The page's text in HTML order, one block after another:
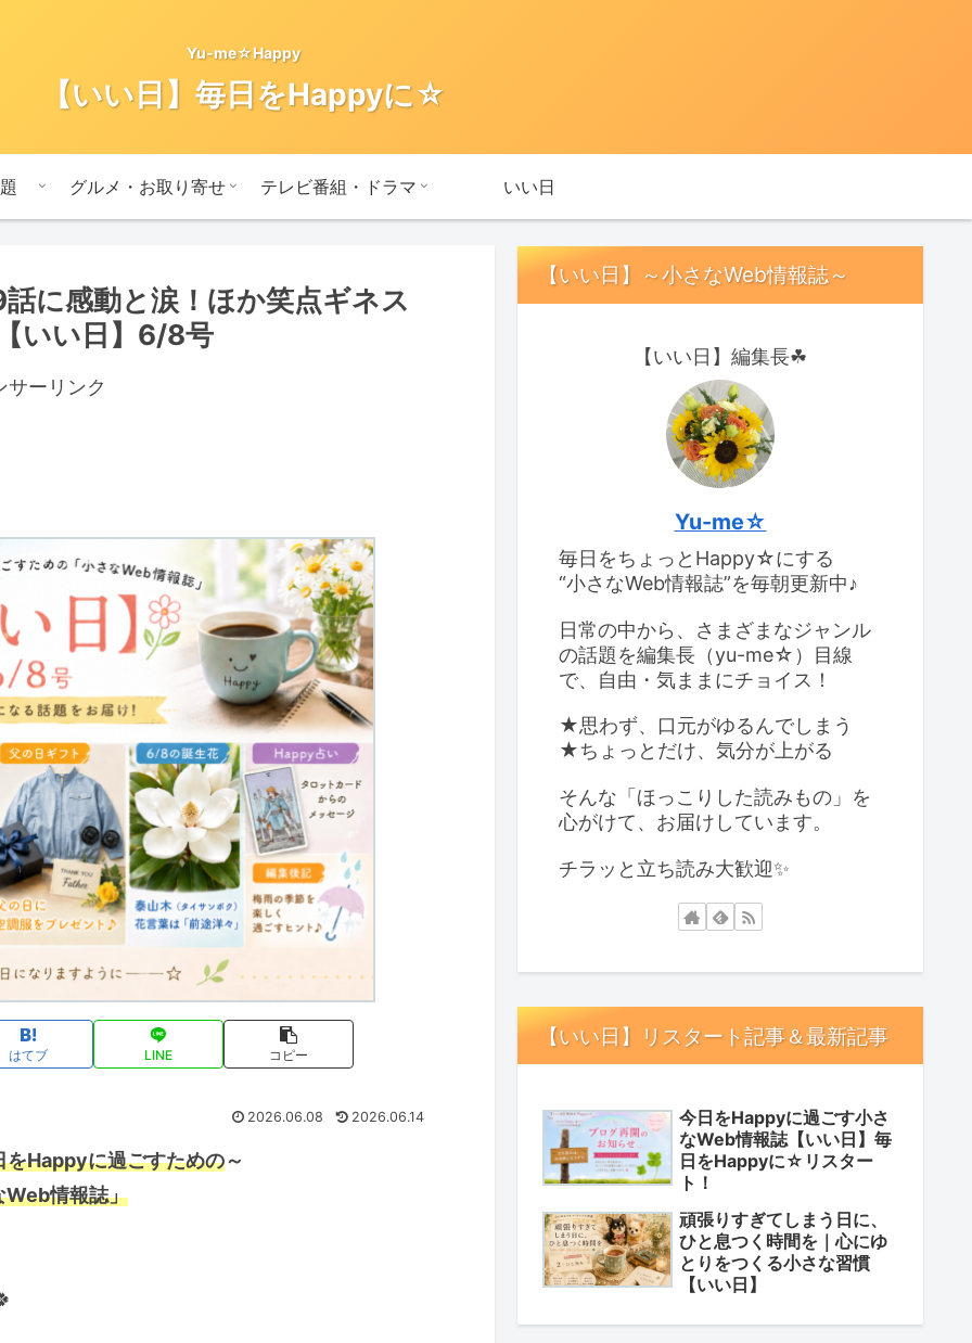
Yu-me☆Happy
【いい日】毎日をHappyに☆
グルメ・お取り寄せ テレビ番組・ドラマ いい日
に感動と涙！ほか笑点ギネス
いい日】6/8号
サーリンク
はてブ LINE コピー
2026.06.08 2026.06.14
をHappyに過ごすための～
Web情報誌」
【いい日】～小さなWeb情報誌～
【いい日】編集長☘
Yu-me☆
毎日をちょっとHappy☆にする
“小さなWeb情報誌”を毎朝更新中♪
日常の中から、さまざまなジャンル
の話題を編集長（yu-me☆）目線
で、自由・気ままにチョイス！
★思わず、口元がゆるんでしまう
★ちょっとだけ、気分が上がる
そんな「ほっこりした読みもの」を
心がけて、お届けしています。
チラッと立ち読み大歓迎✨️
【いい日】リスタート記事＆最新記事
今日をHappyに過ごす小さ
なWeb情報誌【いい日】毎
日をHappyに☆リスター
ト！
頑張りすぎてしまう日に、
ひと息つく時間を｜心にゆ
とりをつくる小さな習慣
【いい日】